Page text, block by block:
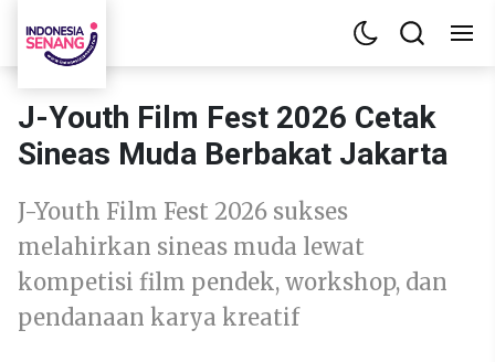
J-Youth Film Fest 2026 Cetak
Sineas Muda Berbakat Jakarta
J-Youth Film Fest 2026 sukses
melahirkan sineas muda lewat
kompetisi film pendek, workshop, dan
pendanaan karya kreatif